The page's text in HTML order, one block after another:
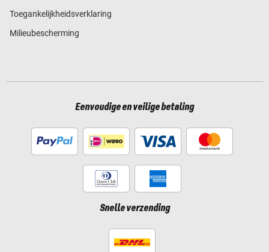
Toegankelijkheidsverklaring
Milieubescherming
Eenvoudige en veilige betaling
Snelle verzending